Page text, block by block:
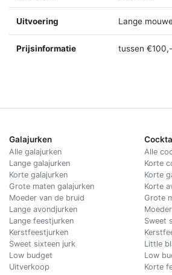
Uitvoering Lange
Prijsinformatie tussen
Galajurken
Alle galajurken
Lange galajurken
Korte galajurken
Grote maten galajurken
Moeder van de bruid
Lange avondjurken
Lange feestjurken
Kerstfeestjurken
Sweet sixteen jurk
Low budget
Uitverkoop
Alle
Korte
Korte
Korte
Grote
Sweet
Little
Low
Korte